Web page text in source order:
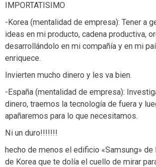
IMPORTATISIMO
-Korea (mentalidad de empresa): Tener a
ideas en mi producto, cadena productiva,
desarrollándolo en mi compañía y en mi
enriquece.
Invierten mucho dinero y les va bien.
-España (mentalidad de empresa):
dinero, traemos la tecnología de fuera y
apañaremos para lo que necesitamos.
Ni un duro!!!!!!!
hecho de menos el edificio «Samsung» de
de Korea que te dolía el cuello de mirar